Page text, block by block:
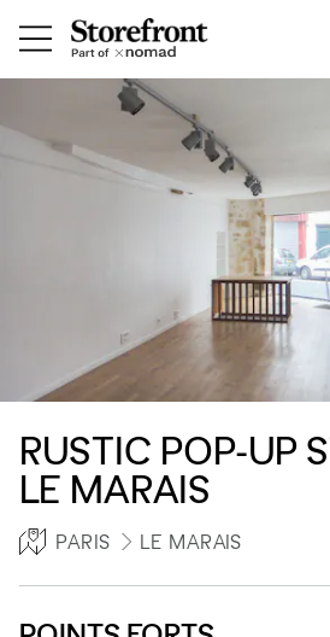
RUSTIC POP-UP
LE MARAIS
PARIS LE MARAIS